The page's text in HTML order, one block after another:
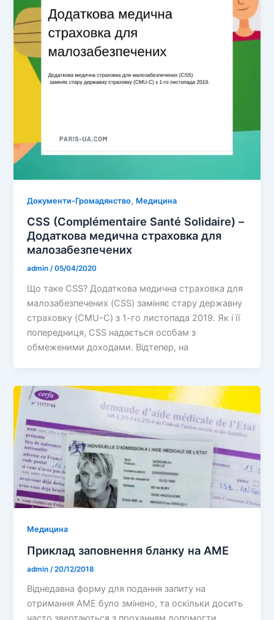
Документи-Громадянство, Медицина
CSS (Complémentaire Santé Solidaire) –
Додаткова медична страховка для
малозабезпечених
admin/05/04/2020
Що таке CSS? Додаткова медична страховка для
малозабезпечених (CSS) заміняє стару державну
страховку (CMU-C) з 1-го листопада 2019. Як і її
попередниця, CSS надається особам з
обмеженими доходами. Відтепер, на
Медицина
Приклад заповнення бланку на AME
admin /20/12/2018
Віднедавна форму для подання запиту на
отримання AME було змінено, та оскільки досить